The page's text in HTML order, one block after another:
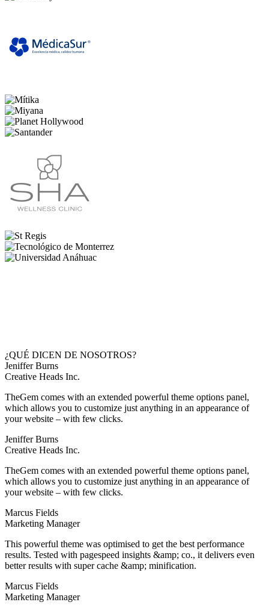
¿QUÉ DICEN DE NOSOTROS?
Jeniffer Burns
Creative Heads Inc.
TheGem comes with an extended powerful theme options panel,
which allows you to customize just anything in an appearance of
your website – with few clicks.
Jeniffer Burns
Creative Heads Inc.
TheGem comes with an extended powerful theme options panel,
which allows you to customize just anything in an appearance of
your website – with few clicks.
Marcus Fields
Marketing Manager
This powerful theme was optimised to get the best performance
results. Tested with pagespeed insights &amp; co., it delivers even
better results with super cache &amp; minification.
Marcus Fields
Marketing Manager